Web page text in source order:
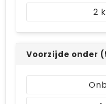
2
Voorzijde onder